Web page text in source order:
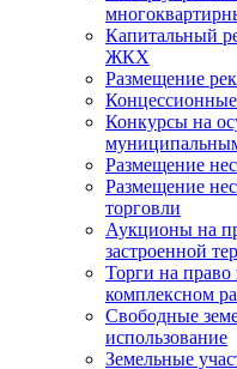
Капитальный
ЖКХ
Размещение
Конкурсы на
Размещение
Размещение
торговли
Аукционы на
застроенной
Торги на право
комплексном
Свободные
использование
Земельные